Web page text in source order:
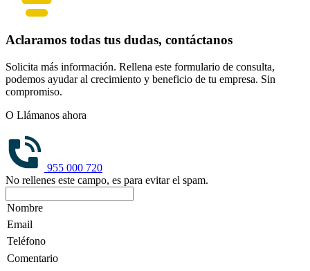
Aclaramos todas tus dudas, contáctanos
Solicita más información. Rellena este formulario de consulta,
podemos ayudar al crecimiento y beneficio de tu empresa. Sin
compromiso.
O Llámanos ahora
955 000 720
No rellenes este campo, es para evitar el spam.